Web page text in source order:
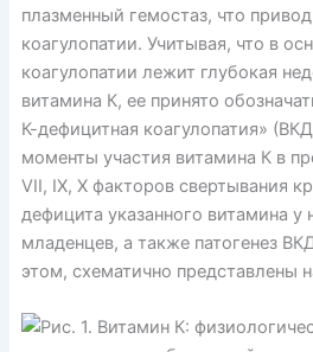
плазменный гемостаз, что
коагулопатии. Учитывая, что в
коагулопатии лежит глубокая
витамина К, ее принято
К-дефицитная коагулопатия»
моменты участия витамина К в
VII, IX, X факторов свертывания
дефицита указанного витамина
младенцев, а также патогенез
этом, схематично представлены